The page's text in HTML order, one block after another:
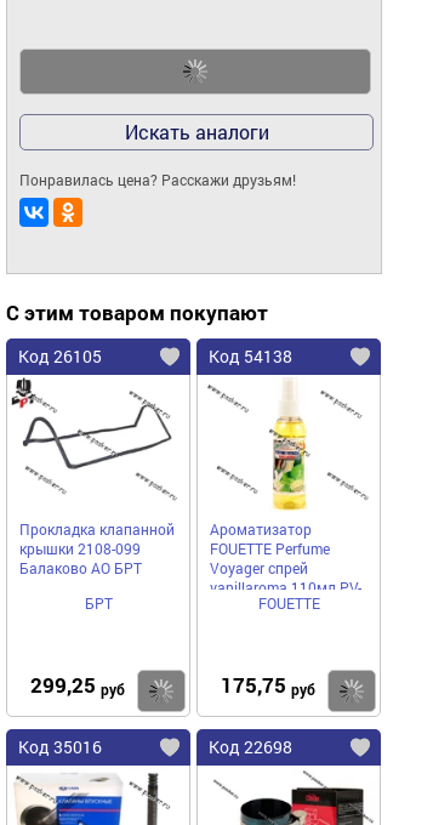
Искать аналоги
Понравилась цена? Расскажи друзьям!
С этим товаром покупают
Код 26105
Прокладка клапанной
крышки 2108-099
Балаково АО БРТ
БРТ
299,25 руб Купить
Код 54138
Ароматизатор
FOUETTE Perfume
Voyager спрей
vanillaroma 110мл PV-
FOUETTE
175,75 руб
Код 35016 Код 22698